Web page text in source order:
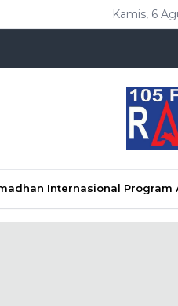
Kamis, 6
Internasional Program